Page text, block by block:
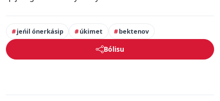
jeńil ónerkásip úkimet bektenov
Bólisu